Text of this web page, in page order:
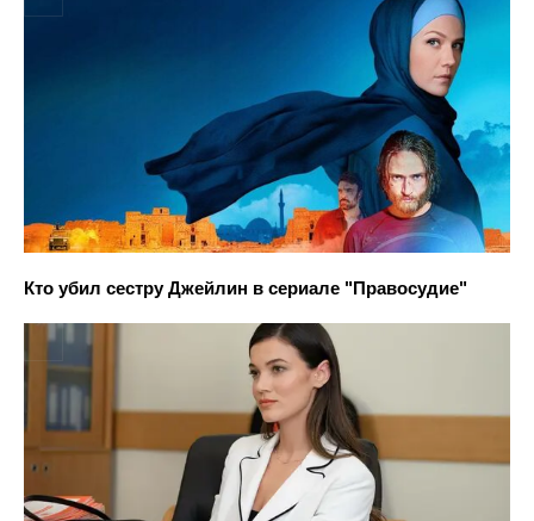
Кто убил сестру Джейлин в сериале "Правосудие"